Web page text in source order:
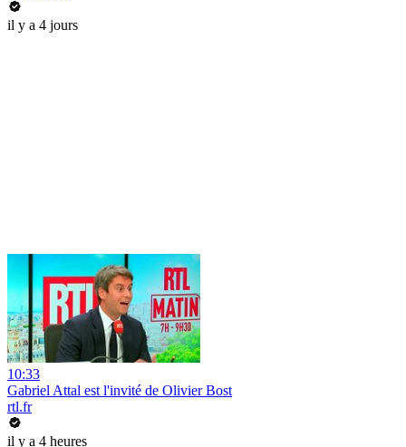
il y a 4 jours
10:33
Gabriel Attal est l'invité de Olivier Bost
rtl.fr
il y a 4 heures